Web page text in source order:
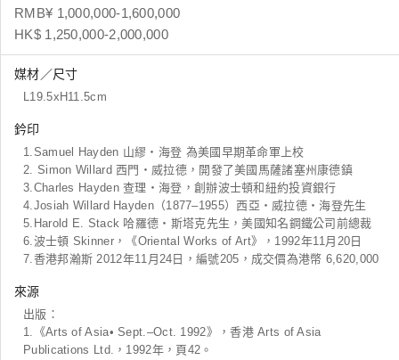
RMB¥ 1,000,000-1,600,000
HK$ 1,250,000-2,000,000
媒材／尺寸
L19.5xH11.5cm
鈐印
1.Samuel Hayden 山繆・海登 為美國早期革命軍上校
2. Simon Willard 西門・威拉德，開發了美國馬薩諸塞州康德鎮
3.Charles Hayden 查理・海登，創辦波士頓和紐約投資銀行
4.Josiah Willard Hayden（1877–1955）西亞・威拉德・海登先生
5.Harold E. Stack 哈羅德・斯塔克先生，美國知名鋼鐵公司前總裁
6.波士頓 Skinner，《Oriental Works of Art》，1992年11月20日
7.香港邦瀚斯 2012年11月24日，編號205，成交價為港幣 6,620,000
來源
出版：
1.《Arts of Asia• Sept.–Oct. 1992》，香港 Arts of Asia
Publications Ltd.，1992年，頁42。